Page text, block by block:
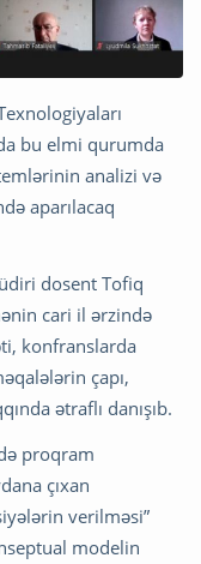
bu elmi qurumda
analizi və
aparılaсaq
dosent Tofiq
cari il ərzində
konfranslarda
çapı,
ətraflı danışıb.
proqram
çıxan
verilməsi”
modelin